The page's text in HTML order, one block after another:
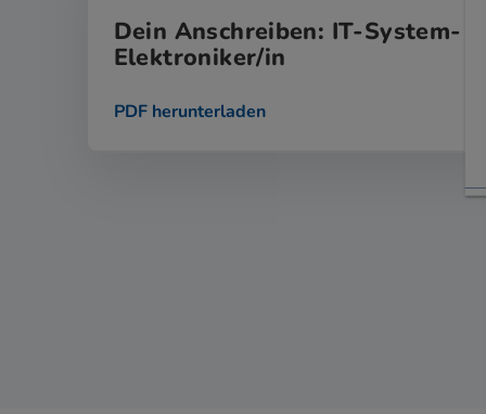
Dein Anschreiben: IT-System-
Elektroniker/in
PDF herunterladen